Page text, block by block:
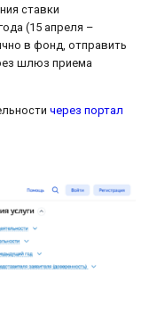
ставки
(15 апреля –
в фонд, отправить
шлюз приема
через портал